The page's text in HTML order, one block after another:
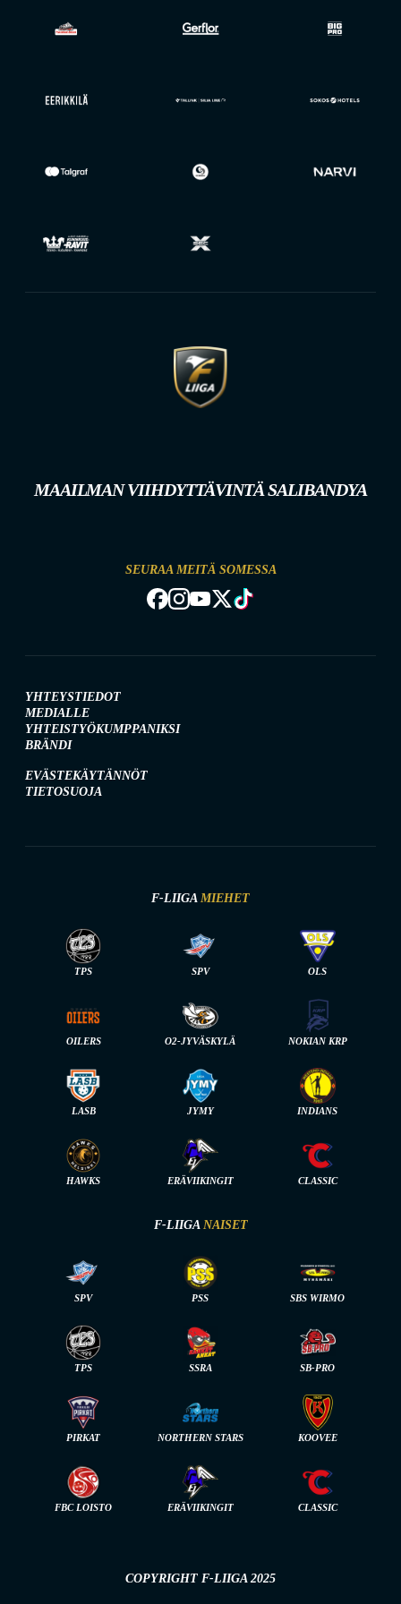
MAAILMAN VIIHDYTTÄVINTÄ SALIBANDYA
SEURAA MEITÄ SOMESSA
YHTEYSTIEDOT
MEDIALLE
YHTEISTYÖKUMPPANIKSI
BRÄNDI
EVÄSTEKÄYTÄNNÖT
TIETOSUOJA
F-LIIGA MIEHET
TPS SPV OLS
OILERS O2-JYVÄSKYLÄ NOKIAN KRP
LASB JYMY INDIANS
HAWKS ERÄVIIKINGIT CLASSIC
F-LIIGA NAISET
SPV PSS SBS WIRMO
TPS SSRA SB-PRO
PIRKAT NORTHERN STARS KOOVEE
FBC LOISTO ERÄVIIKINGIT CLASSIC
COPYRIGHT F-LIIGA 2025